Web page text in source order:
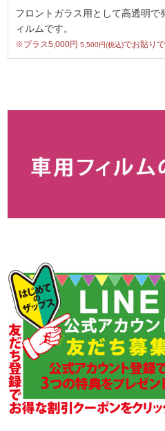
フロントガラス用として高透明
ィルムです。
※プラス5,000円 5,500円(税込)でお貼り